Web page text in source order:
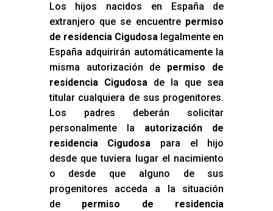
Los hijos nacidos en España de
extranjero que se encuentre permiso
de residencia Cigudosa legalmente en
España adquirirán automáticamente la
misma autorización de permiso de
residencia Cigudosade la que sea
titular cualquiera de sus progenitores.
Los padres deberán solicitar
personalmente la autorización de
residencia Cigudosa para el hijo
desde que tuviera lugar el nacimiento
o desde que alguno de sus
progenitores acceda a la situación
de permiso de residencia